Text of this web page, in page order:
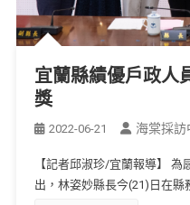
宜蘭縣績優戶政
獎
2022-06-21 海棠採訪
【記者邱淑珍/宜蘭報導】
出，林姿妙縣長今(21)日在縣